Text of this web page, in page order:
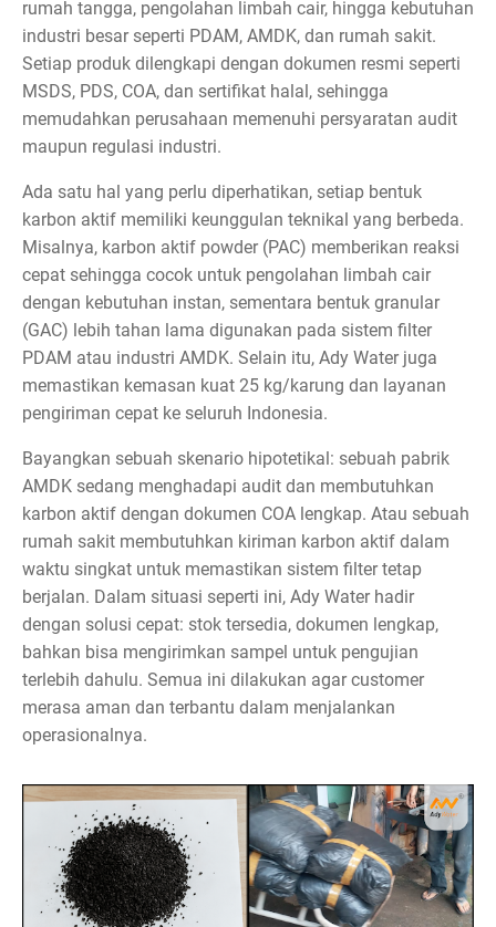
rumah tangga, pengolahan limbah cair, hingga kebutuhan
industri besar seperti PDAM, AMDK, dan rumah sakit.
Setiap produk dilengkapi dengan dokumen resmi seperti
MSDS, PDS, COA, dan sertifikat halal, sehingga
memudahkan perusahaan memenuhi persyaratan audit
maupun regulasi industri.
Ada satu hal yang perlu diperhatikan, setiap bentuk
karbon aktif memiliki keunggulan teknikal yang berbeda.
Misalnya, karbon aktif powder (PAC) memberikan reaksi
cepat sehingga cocok untuk pengolahan limbah cair
dengan kebutuhan instan, sementara bentuk granular
(GAC) lebih tahan lama digunakan pada sistem filter
PDAM atau industri AMDK. Selain itu, Ady Water juga
memastikan kemasan kuat 25 kg/karung dan layanan
pengiriman cepat ke seluruh Indonesia.
Bayangkan sebuah skenario hipotetikal: sebuah pabrik
AMDK sedang menghadapi audit dan membutuhkan
karbon aktif dengan dokumen COA lengkap. Atau sebuah
rumah sakit membutuhkan kiriman karbon aktif dalam
waktu singkat untuk memastikan sistem filter tetap
berjalan. Dalam situasi seperti ini, Ady Water hadir
dengan solusi cepat: stok tersedia, dokumen lengkap,
bahkan bisa mengirimkan sampel untuk pengujian
terlebih dahulu. Semua ini dilakukan agar customer
merasa aman dan terbantu dalam menjalankan
operasionalnya.